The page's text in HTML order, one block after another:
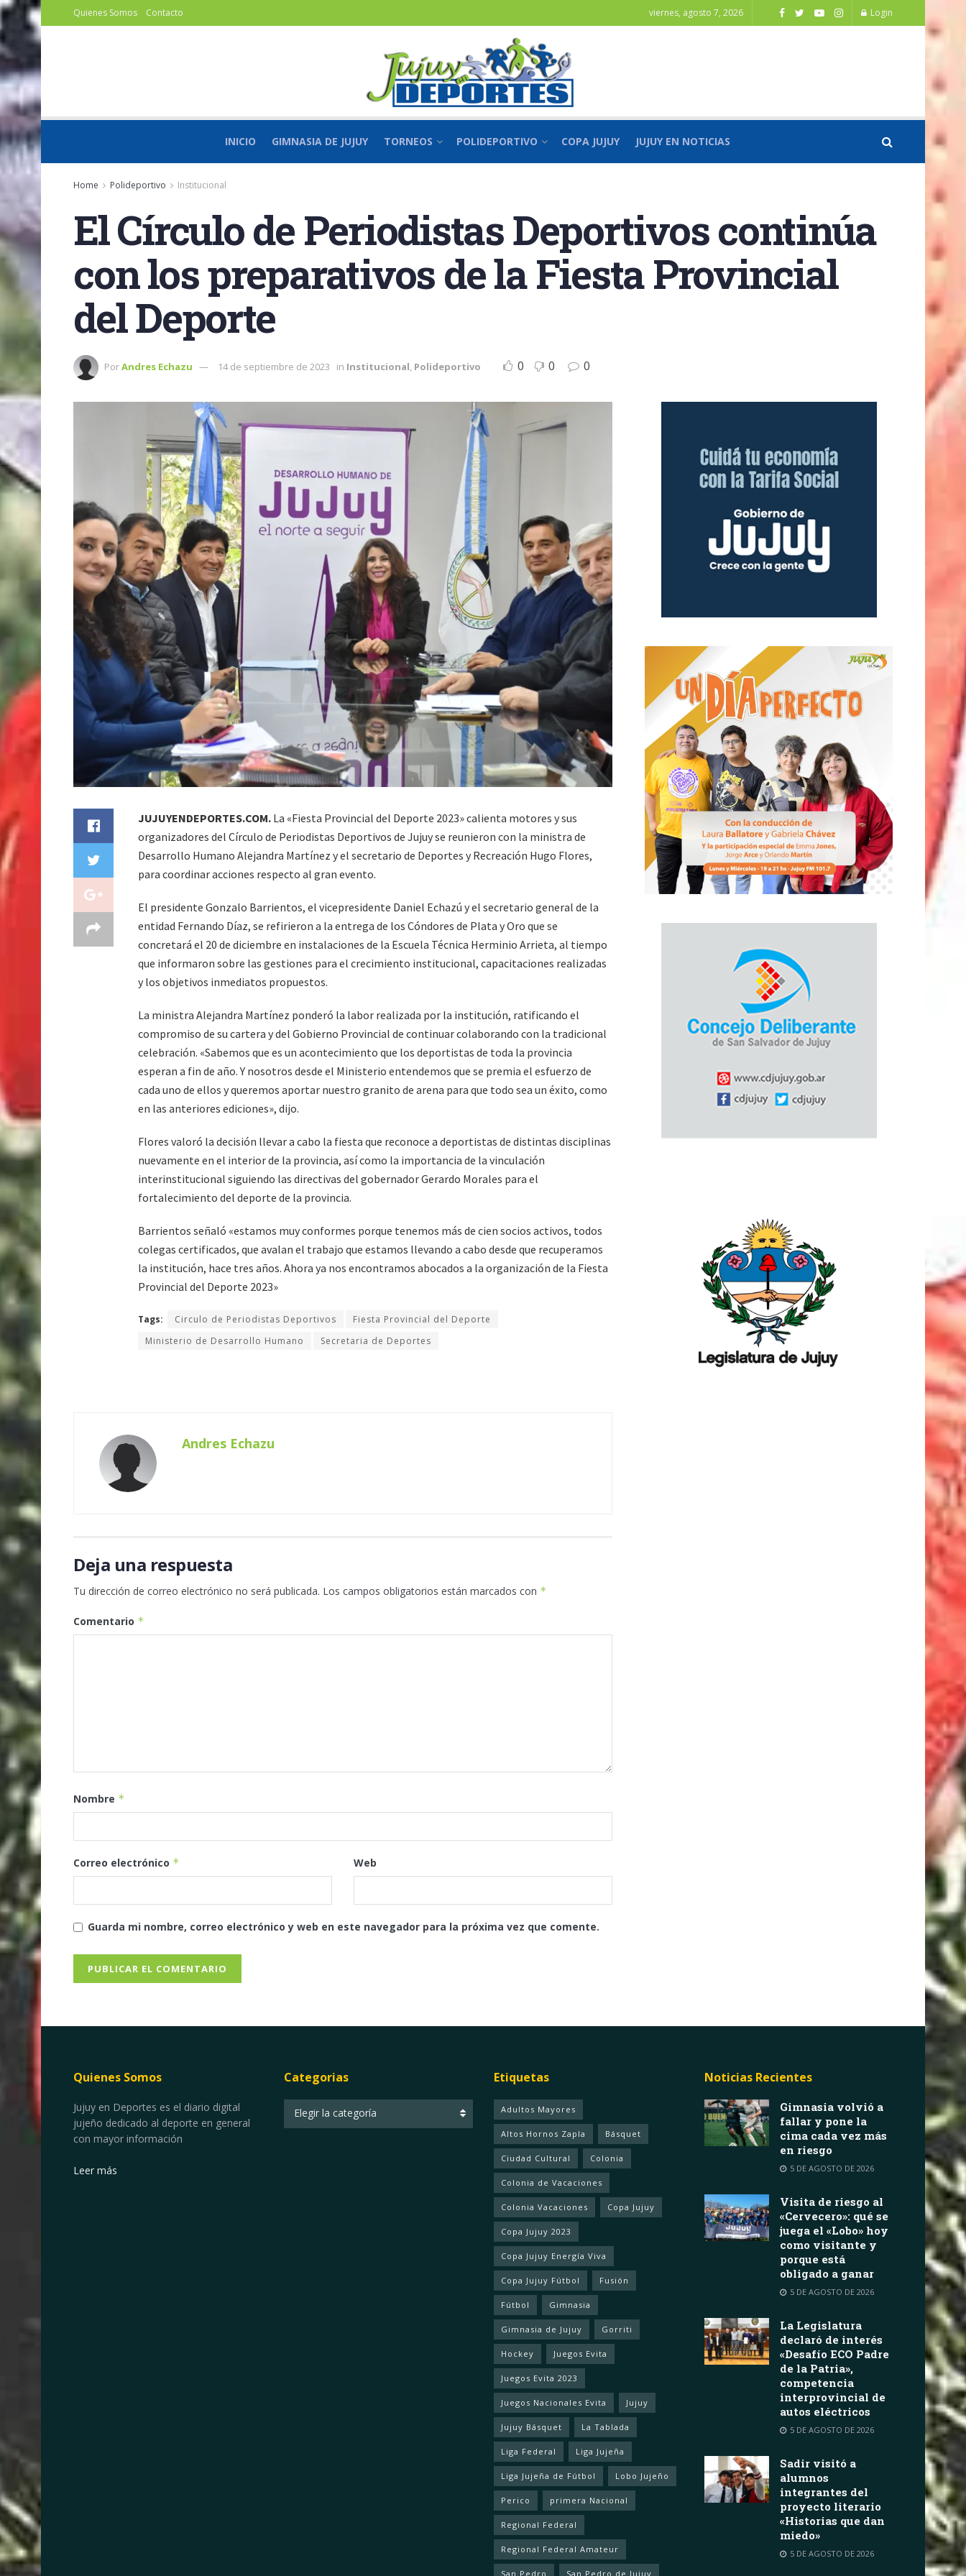
Quienes Somos Contacto viernes, agosto 7, 2026 Login
INICIO GIMNASIA DE JUJUY TORNEOS POLIDEPORTIVO COPA JUJUY JUJUY EN NOTICIAS
Home Polideportivo Institucional
El Círculo de Periodistas Deportivos continúa
con los preparativos de la Fiesta Provincial
del Deporte
PorAndres Echazu 14 de septiembre de 2023 in Institucional, Polideportivo 0 0 0
JUJUYENDEPORTES.COM. La «Fiesta Provincial del Deporte 2023» calienta motores y sus
organizadores del Círculo de Periodistas Deportivos de Jujuy se reunieron con la ministra de
Desarrollo Humano Alejandra Martínez y el secretario de Deportes y Recreación Hugo Flores,
para coordinar acciones respecto al gran evento.
El presidente Gonzalo Barrientos, el vicepresidente Daniel Echazú y el secretario general de la
entidad Fernando Díaz, se refirieron a la entrega de los Cóndores de Plata y Oro que se
concretará el 20 de diciembre en instalaciones de la Escuela Técnica Herminio Arrieta, al tiempo
que informaron sobre las gestiones para el crecimiento institucional, capacitaciones realizadas
y los objetivos inmediatos propuestos.
La ministra Alejandra Martínez ponderó la labor realizada por la institución, ratificando el
compromiso de su cartera y del Gobierno Provincial de continuar colaborando con la tradicional
celebración. «Sabemos que es un acontecimiento que los deportistas de toda la provincia
esperan a fin de año. Y nosotros desde el Ministerio entendemos que se premia el esfuerzo de
cada uno de ellos y queremos aportar nuestro granito de arena para que todo sea un éxito, como
en las anteriores ediciones», dijo.
Flores valoró la decisión llevar a cabo la fiesta que reconoce a deportistas de distintas disciplinas
nuevamente en el interior de la provincia, así como la importancia de la vinculación
interinstitucional siguiendo las directivas del gobernador Gerardo Morales para el
fortalecimiento del deporte de la provincia.
Barrientos señaló «estamos muy conformes porque tenemos más de cien socios activos, todos
colegas certificados, que avalan el trabajo que estamos llevando a cabo desde que recuperamos
la institución, hace tres años. Ahora ya nos encontramos abocados a la organización de la Fiesta
Provincial del Deporte 2023»
Tags: Circulo de Periodistas Deportivos
Fiesta Provincial del Deporte
Ministerio de Desarrollo Humano
Secretaria de Deportes
Andres Echazu
Deja una respuesta
Tu dirección de correo electrónico no será publicada. Los campos obligatorios están marcados con *
Comentario *
Nombre *
Correo electrónico * Web
Guarda mi nombre, correo electrónico y web en este navegador para la próxima vez que comente.
Quienes Somos
Jujuy en Deportes es el diario digital
jujeño dedicado al deporte en general
con mayor información
Leer más
Categorias
Categorias
Elegir la categoría
Etiquetas
Adultos Mayores
Altos Hornos Zapla Básquet
Ciudad Cultural Colonia
Colonia de Vacaciones
Colonia Vacaciones Copa Jujuy
Copa Jujuy 2023
Copa Jujuy Energía Viva
Copa Jujuy Fútbol Fusión
Fútbol Gimnasia
Gimnasia de Jujuy Gorriti
Hockey Juegos Evita
Juegos Evita 2023
Juegos Nacionales Evita Jujuy
Jujuy Básquet La Tablada
Liga Federal Liga Jujeña
Liga Jujeña de Fútbol Lobo Jujeño
Perico primera Nacional
Regional Federal
Regional Federal Amateur
San Pedro San Pedro de Jujuy
Noticias Recientes
Gimnasia volvió a
fallar y pone la
cima cada vez más
en riesgo
5 DE AGOSTO DE 2026
Visita de riesgo al
«Cervecero»: qué se
juega el «Lobo» hoy
como visitante y
porque está
obligado a ganar
5 DE AGOSTO DE 2026
La Legislatura
declaró de interés
«Desafío ECO Padre
de la Patria»,
competencia
interprovincial de
autos eléctricos
5 DE AGOSTO DE 2026
Sadir visitó a
alumnos
integrantes del
proyecto literario
«Historias que dan
miedo»
5 DE AGOSTO DE 2026